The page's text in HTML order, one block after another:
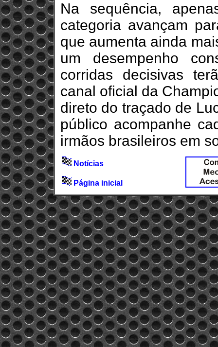
Na sequência,
categoria avançam
que aumenta ainda
um desempenho
corridas decisivas
canal oficial da
direto do traçado de
público acompanhe
irmãos brasileiros em
Notícias
Página inicial